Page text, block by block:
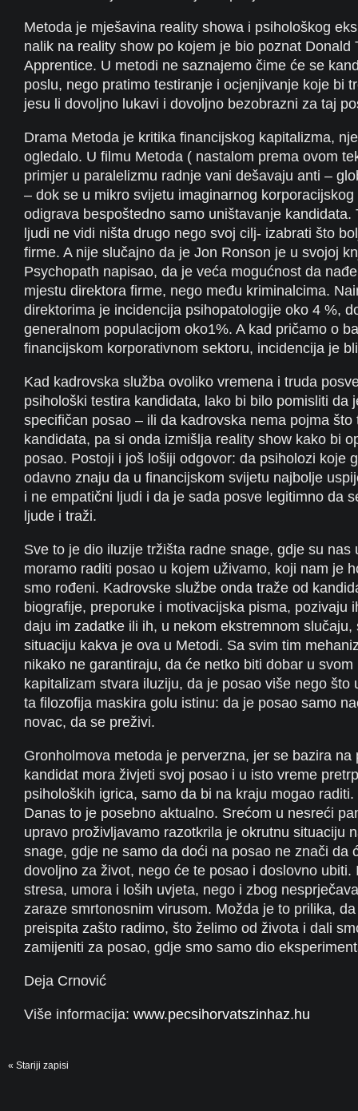
Metoda je mješavina reality showa i psihološkog
nalik na reality show po kojem je bio poznat Donald
Apprentice. U metodi ne saznajemo čime će se
poslu, nego pratimo testiranje i ocjenjivanje koje bi
jesu li dovoljno lukavi i dovoljno bezobrazni za taj
Drama Metoda je kritika financijskog kapitalizma,
ogledalo. U filmu Metoda ( nastalom prema ovom
primjer u paralelizmu radnje vani dešavaju anti –
– dok se u mikro svijetu imaginarnog
odigrava bespoštedno samo uništavanje kandidata.
ljudi ne vidi ništa drugo nego svoj cilj- izabrati što
firme. A nije slučajno da je Jon Ronson je u svojoj
Psychopath napisao, da je veća mogućnost da
mjestu direktora firme, nego među kriminalcima.
direktorima je incidencija psihopatologije oko 4 %,
generalnom populacijom oko1%. A kad pričamo o
financijskom korporativnom sektoru, incidencija je
Kad kadrovska služba ovoliko vremena i truda
psihološki testira kandidata, lako bi bilo pomisliti da
specifičan posao – ili da kadrovska nema pojma što
kandidata, pa si onda izmišlja reality show kako bi
posao. Postoji i još lošiji odgovor: da psiholozi koje
odavno znaju da u financijskom svijetu najbolje
i ne empatični ljudi i da je sada posve legitimno da
ljude i traži.
Sve to je dio iluzije tržišta radne snage, gdje su nas
moramo raditi posao u kojem uživamo, koji nam je
smo rođeni. Kadrovske službe onda traže od
biografije, preporuke i motivacijska pisma, pozivaju
daju im zadatke ili ih, u nekom ekstremnom slučaju,
situaciju kakva je ova u Metodi. Sa svim tim
nikako ne garantiraju, da će netko biti dobar u svom
kapitalizam stvara iluziju, da je posao više nego što
ta filozofija maskira golu istinu: da je posao samo
novac, da se preživi.
Gronholmova metoda je perverzna, jer se bazira na
kandidat mora živjeti svoj posao i u isto vreme
psiholoških igrica, samo da bi na kraju mogao raditi.
Danas to je posebno aktualno. Srećom u nesreći
upravo proživljavamo razotkrila je okrutnu situaciju
snage, gdje ne samo da doći na posao ne znači da
dovoljno za život, nego će te posao i doslovno ubiti.
stresa, umora i loših uvjeta, nego i zbog
zaraze smrtonosnim virusom. Možda je to prilika,
preispita zašto radimo, što želimo od života i dali
zamijeniti za posao, gdje smo samo dio
Deja Crnović
Više informacija: www.pecsihorvatszinhaz.hu
« Stariji zapisi